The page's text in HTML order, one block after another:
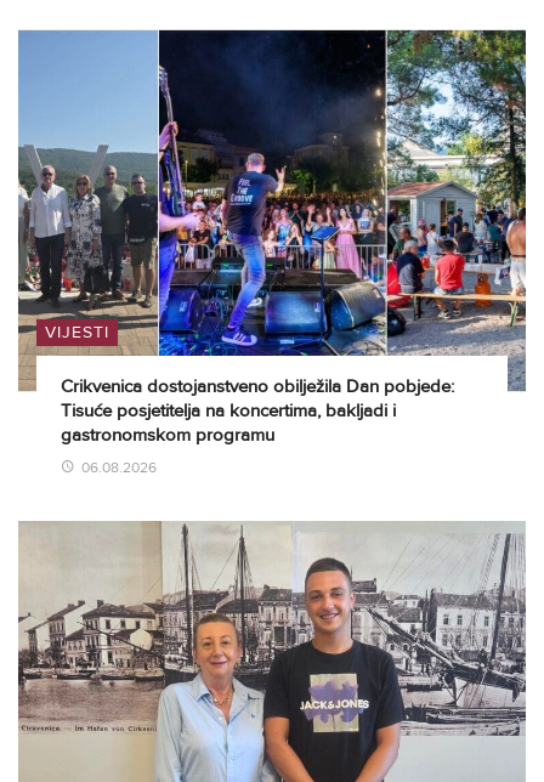
VIJESTI
Crikvenica dostojanstveno obilježila Dan pobjede:
Tisuće posjetitelja na koncertima, bakljadi i
gastronomskom programu
06.08.2026